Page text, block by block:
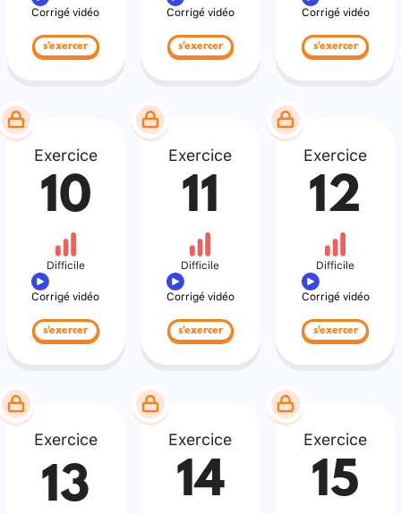
Corrigé vidéo
s'exercer
Corrigé vidéo
s'exercer
Corrigé vidéo
s'exercer
Exercice
10
Difficile
Corrigé vidéo
s'exercer
Exercice
11
Difficile
Corrigé vidéo
s'exercer
Exercice
12
Difficile
Corrigé vidéo
s'exercer
Exercice
13
Exercice
14
Exercice
15